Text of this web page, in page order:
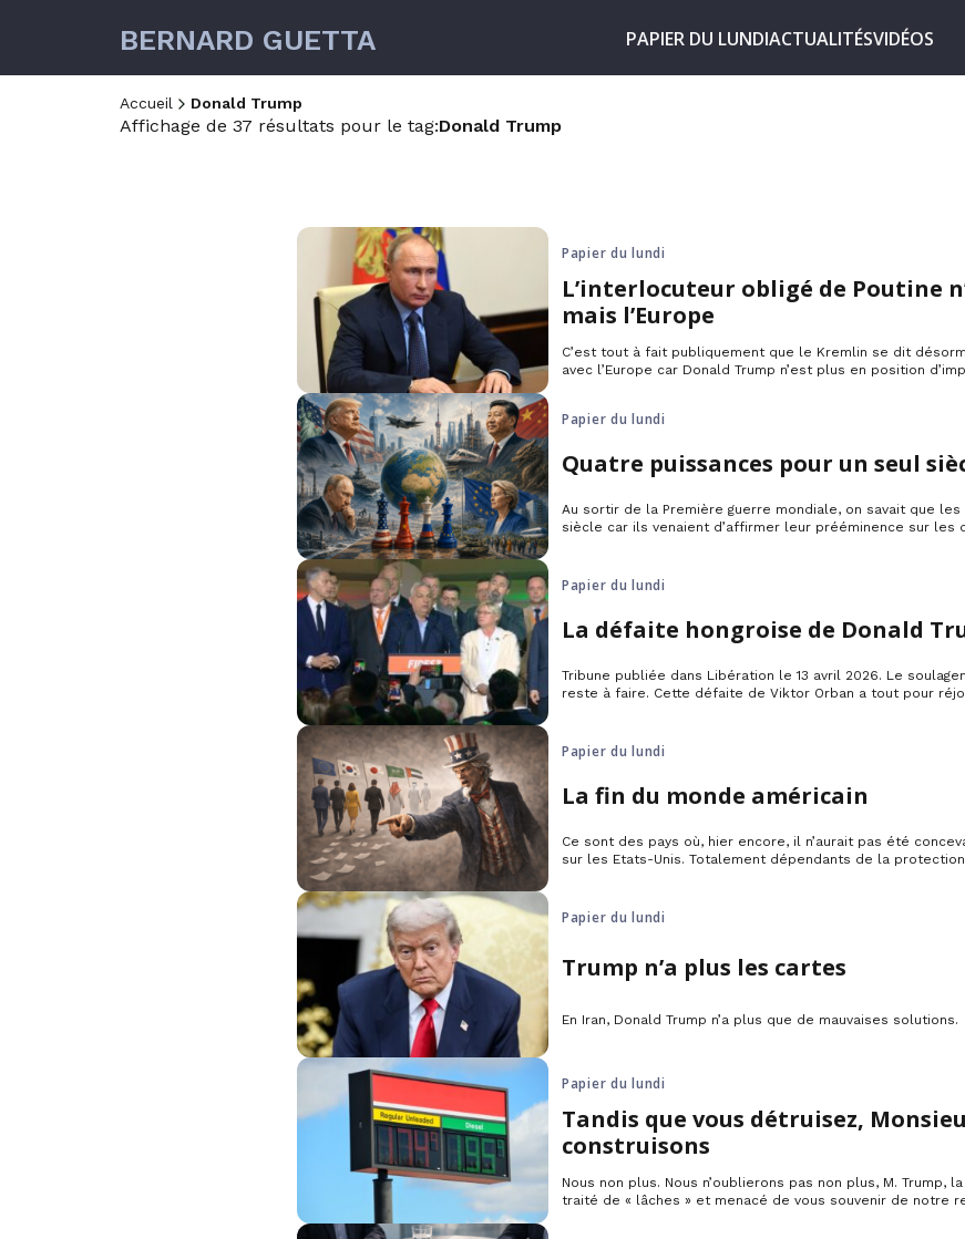
BERNARD GUETTA PAPIER DU LUNDIACTUALITÉSVIDÉOS
Accueil Donald Trump
Affichage de 37 résultats pour le tag:Donald Trump
Papier du lundi
L’interlocuteur obligé de Poutine
mais l’Europe
C’est tout à fait publiquement que le Kremlin se dit
avec l’Europe car Donald Trump n’est plus en position
Papier du lundi
Quatre puissances pour un seul
Au sortir de la Première guerre mondiale, on savait que les
siècle car ils venaient d’affirmer leur prééminence sur les
Papier du lundi
La défaite hongroise de Donald
Tribune publiée dans Libération le 13 avril 2026. Le
reste à faire. Cette défaite de Viktor Orban a tout pour
suivre. […]
Papier du lundi
La fin du monde américain
Ce sont des pays où, hier encore, il n’aurait pas été
sur les Etats-Unis. Totalement dépendants de la
Papier du lundi
Trump n’a plus les cartes
En Iran, Donald Trump n’a plus que de mauvaises solutions.
Papier du lundi
Tandis que vous détruisez,
construisons
Nous non plus. Nous n’oublierons pas non plus, M. Trump,
traité de « lâches » et menacé de vous souvenir de notre